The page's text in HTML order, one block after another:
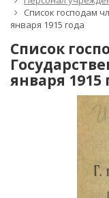
Список господам
января 1915 года
Список
января 1915